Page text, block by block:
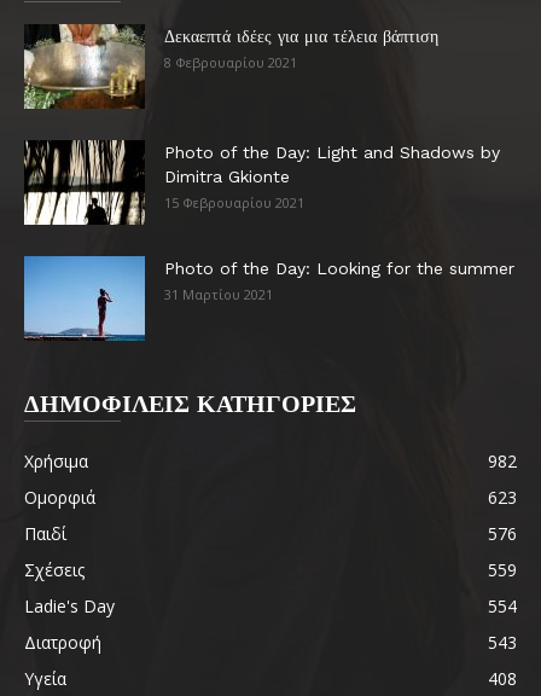
Δεκαεπτά ιδέες για μια τέλεια βάπτιση
8 Φεβρουαρίου 2021
Photo of the Day: Light and Shadows by
Dimitra Gkionte
15 Φεβρουαρίου 2021
Photo of the Day: Looking for the summer
31 Μαρτίου 2021
ΔΗΜΟΦΙΛΕΙΣ ΚΑΤΗΓΟΡΙΕΣ
Χρήσιμα
982
Ομορφιά
623
Παιδί
576
Σχέσεις
559
Ladie's Day
554
Διατροφή
543
Υγεία
408